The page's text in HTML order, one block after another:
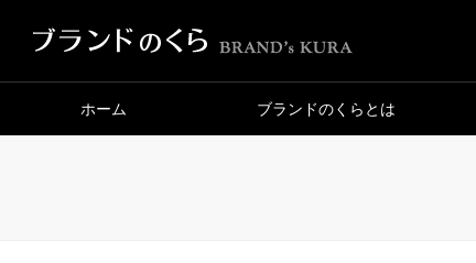
ホーム ブランドのくらとは